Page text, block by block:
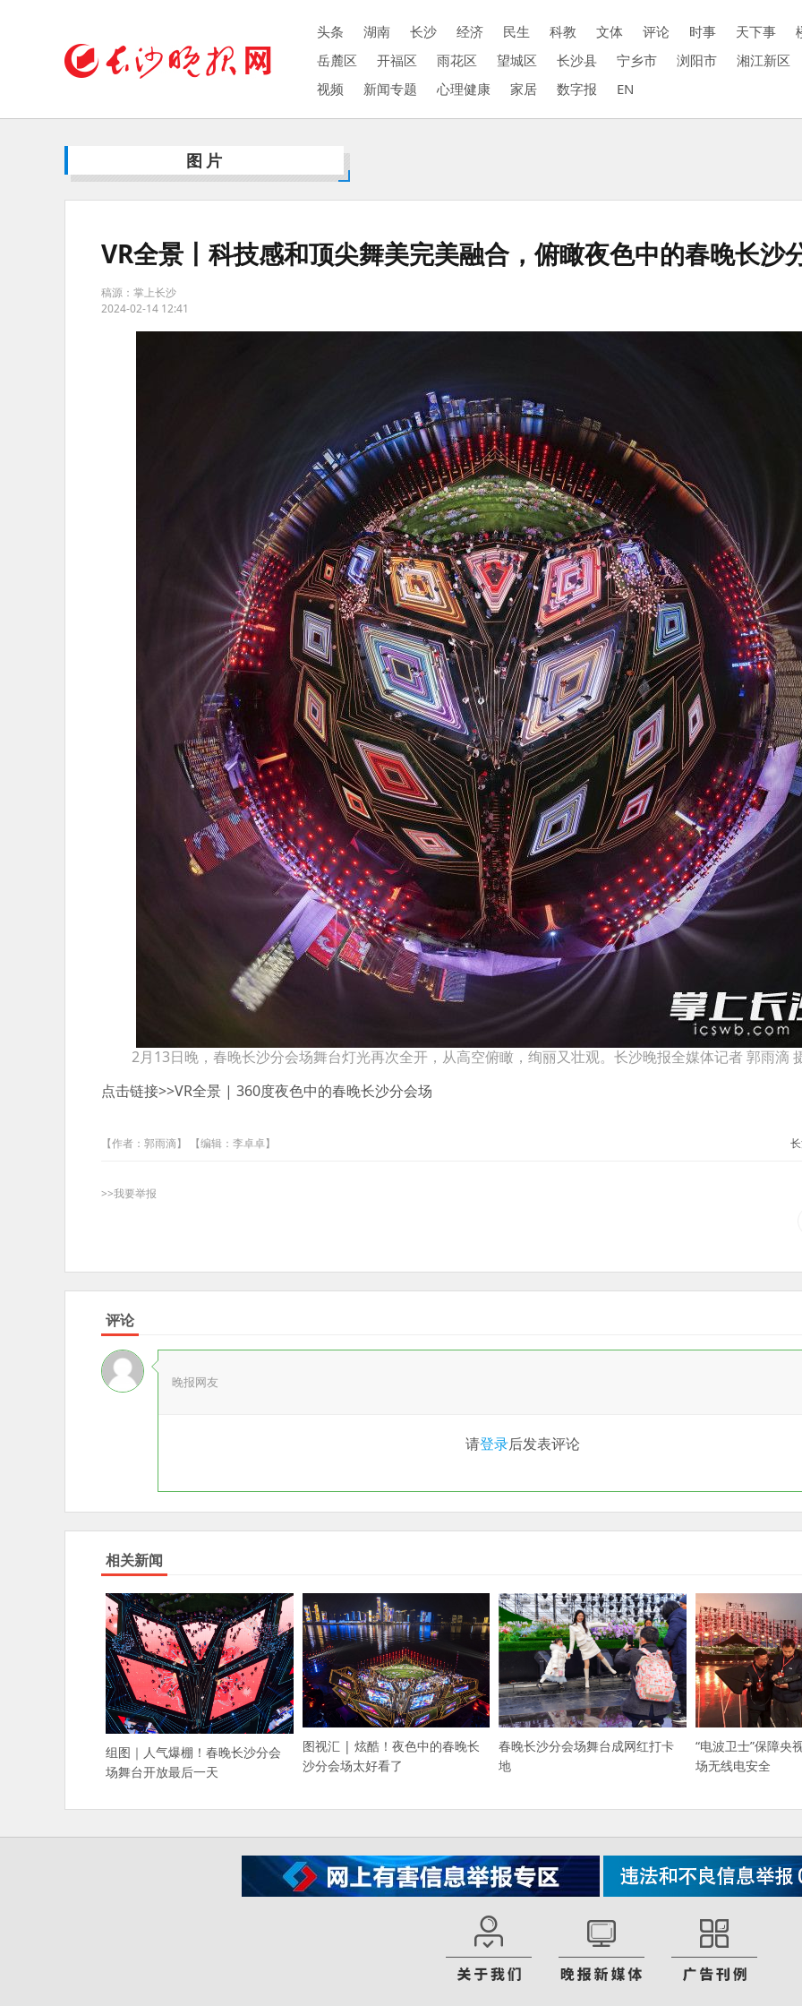
头条 湖南 长沙 经济 民生 科教 文体 评论 时事 天下事
岳麓区
开福区 雨花区 望城区 长沙县 宁乡市 浏阳市
湘江新区
视频
新闻专题 心理健康 家居 数字报 EN
图片
VR全景丨科技感和顶尖舞美完美融合，俯瞰夜色中的春晚长沙
稿源：掌上长沙
2024-02-14 12:41
2月13日晚，春晚长沙分会场舞台灯光再次全开，从高空俯瞰，绚丽又壮观。长沙晚报全媒体记者 郭雨滴
点击链接>>VR全景 | 360度夜色中的春晚长沙分会场
【作者：郭雨滴】 【编辑：李卓卓】
>>我要举报
评论
晚报网友
请登录后发表评论
相关新闻
组图｜人气爆棚！春晚长沙分会
场舞台开放最后一天
图视汇 | 炫酷！夜色中的春晚长
沙分会场太好看了
春晚长沙分会场舞台成网红打卡
地
“电波卫士”保障央
场无线电安全